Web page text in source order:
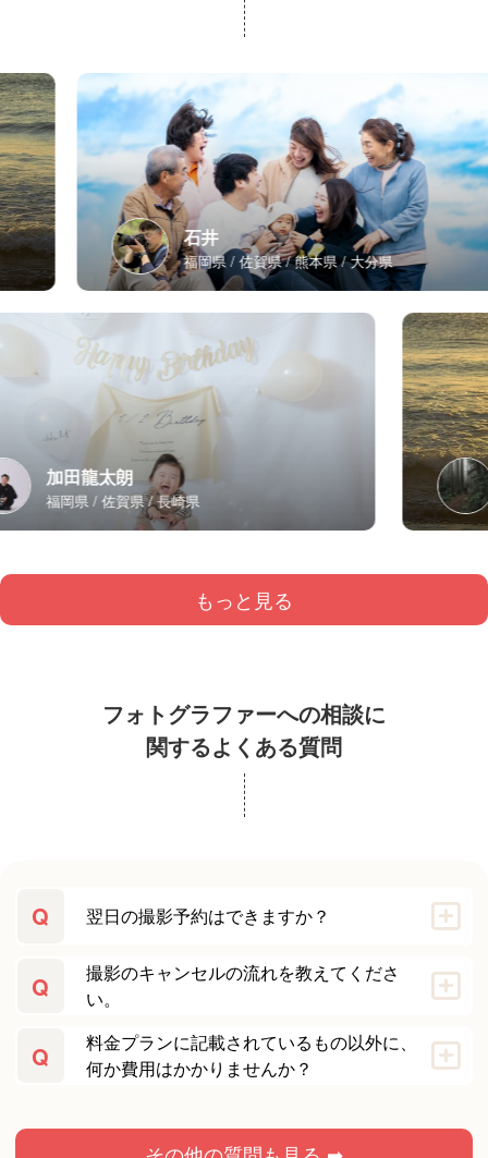
石井
福岡県 佐賀県 熊本県 大分県
加田龍太朗
福岡県 佐賀県
もっと見る
フォトグラファーへの相談に
関するよくある質問
Q 翌日の撮影予約はできますか？
Q
撮影のキャンセルの流れを教えてくださ
い。
Q
料金プランに記載されているもの以外に、
何か費用はかかりませんか？